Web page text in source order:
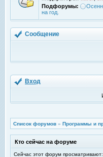
Подфорумы:
на год.
Сообщение
Вход
Список форумов » Программы и
Кто сейчас на форуме
Сейчас этот форум